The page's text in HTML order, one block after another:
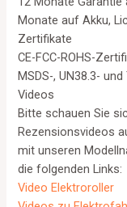
Monate auf Akku,
Zertifikate
CE-FCC-ROHS-
MSDS-, UN38.3-
Videos
Bitte schauen Sie
Rezensionsvideos
mit unseren
die folgenden Links:
Video Elektroroller